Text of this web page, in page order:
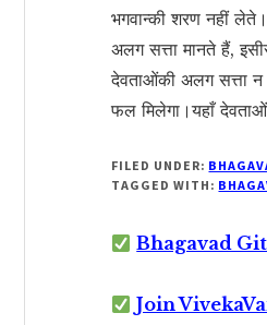
भगवान्की शरण नहीं
अलग सत्ता मानते हैं,
देवताओंकी अलग सत्ता न
फल मिलेगा।यहाँ
FILED UNDER:
TAGGED WITH:
Bhagavad
Join